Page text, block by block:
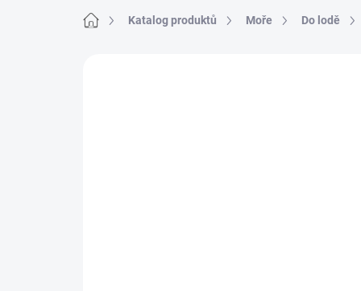
Domů Katalog produktů Moře Do lodě